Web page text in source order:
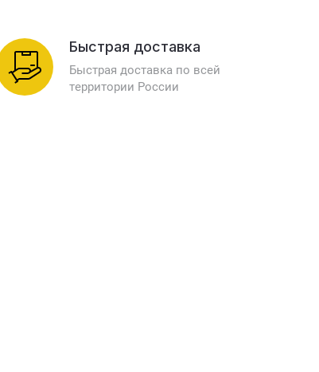
Быстрая доставка
Быстрая доставка по всей
территории России